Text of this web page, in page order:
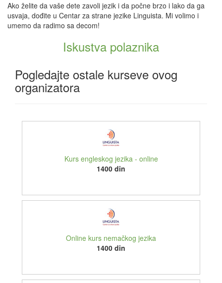
Ako želite da vaše dete zavoli jezik i da počne brzo i lako da ga
usvaja, dođite u Centar za strane jezike Linguista. Mi volimo i
umemo da radimo sa decom!
Iskustva polaznika
Pogledajte ostale kurseve ovog
organizatora
Kurs engleskog jezika - online
1400 din
Online kurs nemačkog jezika
1400 din